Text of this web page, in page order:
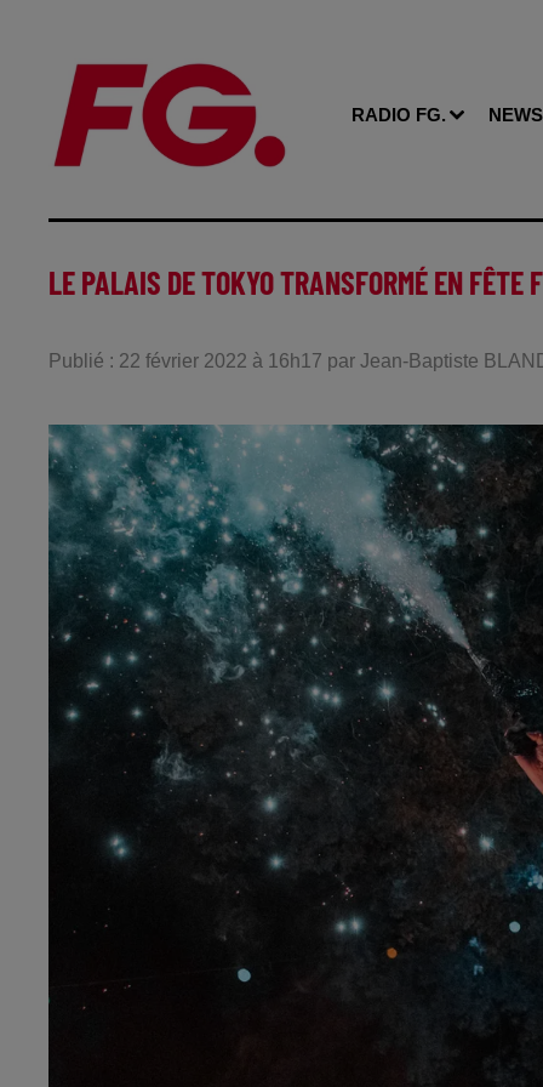
RADIO FG. NEWS
LE PALAIS DE TOKYO TRANSFORMÉ EN FÊTE
Publié : 22 février 2022 à 16h17 par Jean-Baptiste